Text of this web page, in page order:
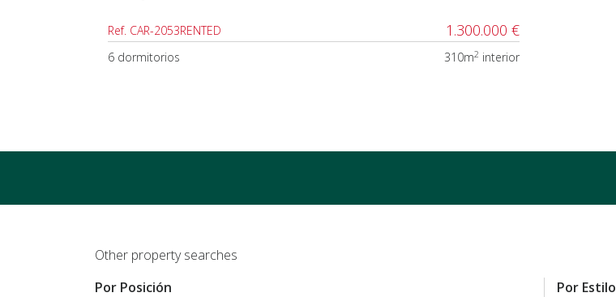
Ref. CAR-2053RENTED 1.300.000 €
6 dormitorios 310m2 interior
Other property searches
Por Posición
Por Estilo